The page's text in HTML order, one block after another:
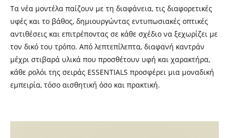
Τα νέα μοντέλα παίζουν με τη διαφάνεια, τις διαφορετικές
υφές και το βάθος, δημιουργώντας εντυπωσιακές οπτικές
αντιθέσεις και επιτρέποντας σε κάθε σχέδιο να ξεχωρίζει με
τον δικό του τρόπο. Από λεπτεπίλεπτα, διαφανή καντράν
μέχρι στιβαρά υλικά που προσθέτουν υφή και χαρακτήρα,
κάθε ρολόι της σειράς ESSENTIALS προσφέρει μια μοναδική
εμπειρία, τόσο αισθητική όσο και πρακτική.